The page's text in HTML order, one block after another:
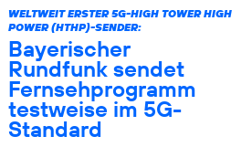
WELTWEIT ERSTER 5G-HIGH TOWER HIGH
POWER (HTHP)-SENDER:
Bayerischer
Rundfunk sendet
Fernsehprogramm
testweise im 5G-
Standard